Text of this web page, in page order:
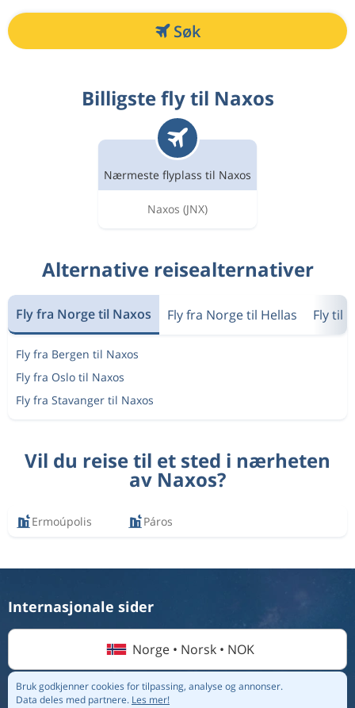
Søk
Billigste fly til Naxos
Nærmeste flyplass til Naxos
Naxos (JNX)
Alternative reisealternativer
Fly fra Norge til Naxos Fly fra Norge til Hellas Fly til
Fly fra Bergen til Naxos
Fly fra Oslo til Naxos
Fly fra Stavanger til Naxos
Vil du reise til et sted i nærheten
av Naxos?
Ermoúpolis Páros
Bruk godkjenner cookies for tilpassing, analyse og annonser.
Data deles med partnere. Les mer!
Internasjonale sider
Norge • Norsk • NOK